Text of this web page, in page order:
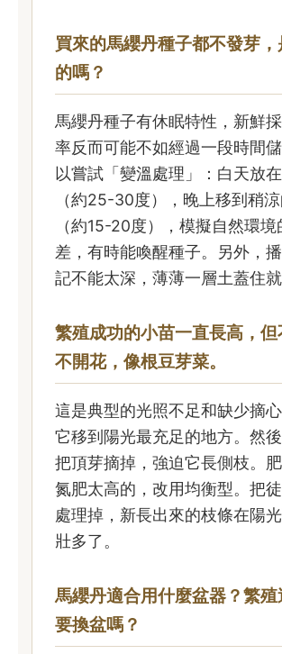
買來的馬纓丹種子都不發芽
的嗎？
馬纓丹種子有休眠特性，新鮮
率反而可能不如經過一段時間
以嘗試「變溫處理」：白天放
（約25-30度），晚上移到稍
（約15-20度），模擬自然環境
差，有時能喚醒種子。另外，
記不能太深，薄薄一層土蓋住就
繁殖成功的小苗一直長高，
不開花，像根豆芽菜。
這是典型的光照不足和缺少摘
它移到陽光最充足的地方。然
把頂芽摘掉，強迫它長側枝。
氮肥太高的，改用均衡型。把
處理掉，新長出來的枝條在陽
壯多了。
馬纓丹適合用什麼盆器？繁殖
要換盆嗎？